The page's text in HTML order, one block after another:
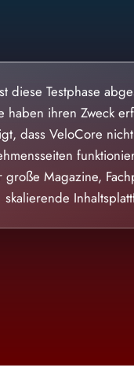
diese Testphase
haben ihren Zweck
dass VeloCore
große Magazine,
skalierende